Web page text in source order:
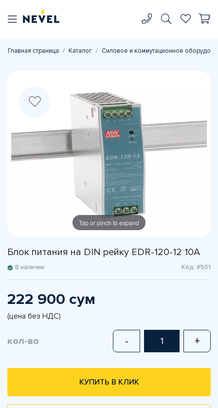
Главная страница Каталог Силовое и коммутационное
Tap or pinch to expand
Блок питания на DIN рейку EDR-120-12 10A
В наличии Код: #501
222 900 сум
(цена без НДС)
кол-во - +
КУПИТЬ В КЛИК